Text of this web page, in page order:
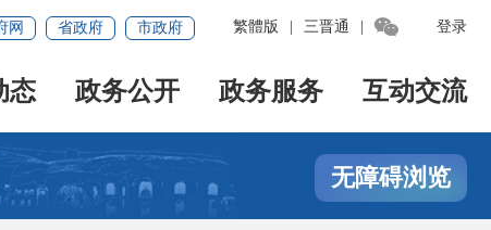
登录
繁體版 三晋通 
网 省政府 市政府
态 政务公开 政务服务 互动交流
无障碍浏览